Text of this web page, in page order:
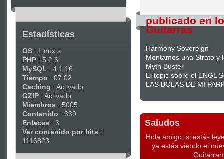
Estadísticas
OS : Linux s
PHP : 5.2.6
MySQL : 4.1.16
Tiempo : 07:02
Caching : Activado
GZIP : Activado
Miembros : 5005
Contenido : 339
Enlaces : 3
Ver contenido por hits :
1116823
publicado en
Guitarras
Harmony Sovereign
Montamos una Strato y
Myth Buster
El topic sobre el ENGL
LAS BOLAS DE MI
Saludos
Hola amigo, si estás
ya estás viendo el